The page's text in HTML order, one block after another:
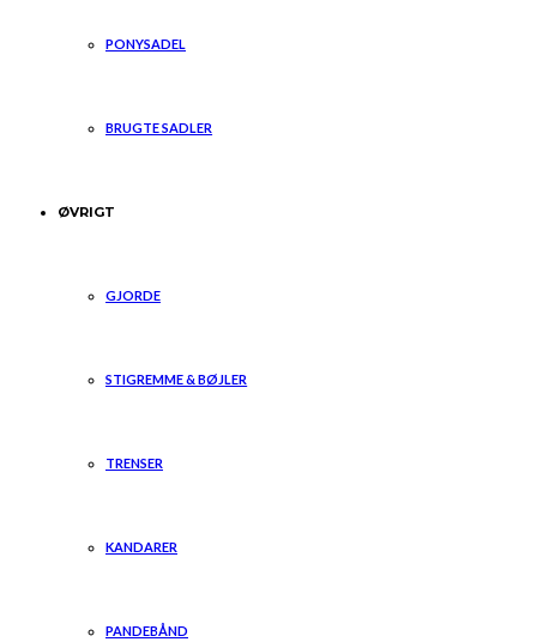
PONYSADEL
BRUGTE SADLER
ØVRIGT
GJORDE
STIGREMME & BØJLER
TRENSER
KANDARER
PANDEBÅND